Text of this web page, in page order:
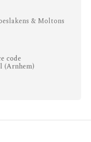
& Moltons
code
(Arnhem)